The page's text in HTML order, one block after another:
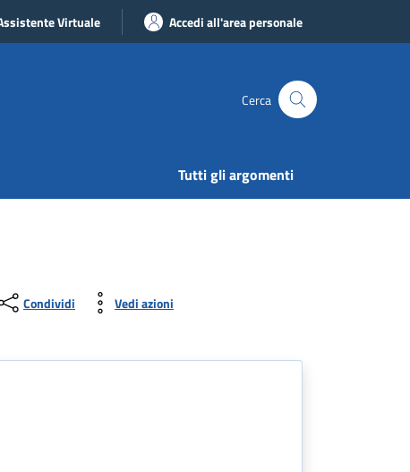
Virtuale Accedi all'area personale
Cerca
Tutti gli argomenti
Condividi Vedi azioni